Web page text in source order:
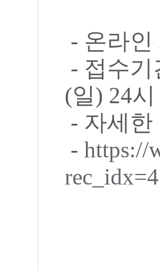
- 온라인
- 접수기
(일) 24시
- 자세한
- https://